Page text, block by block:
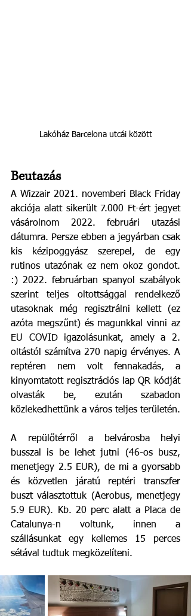
Lakóház Barcelona utcái között
Beutazás
A Wizzair 2021. novemberi Black Friday
akciója alatt sikerült 7.000 Ft-ért jegyet
vásárolnom 2022. februári utazási
dátumra. Persze ebben a jegyárban csak
kis kézipoggyász szerepel, de egy
rutinos utazónak ez nem okoz gondot.
:) 2022. februárban spanyol szabályok
szerint teljes oltottsággal rendelkező
utasoknak még regisztrálni kellett (ez
azóta megszűnt) és magunkkal vinni az
EU COVID igazolásunkat, amely a 2.
oltástól számítva 270 napig érvényes. A
reptéren nem volt fennakadás, a
kinyomtatott regisztrációs lap QR kódját
olvasták be, ezután szabadon
A repülőtérről a belvárosba helyi
busszal is be lehet jutni (46-os busz,
menetjegy 2.5 EUR), de mi a gyorsabb
és közvetlen járatú reptéri transzfer
buszt választottuk (Aerobus, menetjegy
5.9 EUR). Kb. 20 perc alatt a Placa de
Catalunya-n voltunk, innen a
szállásunkat egy kellemes 15 perces
sétával tudtuk megközelíteni.